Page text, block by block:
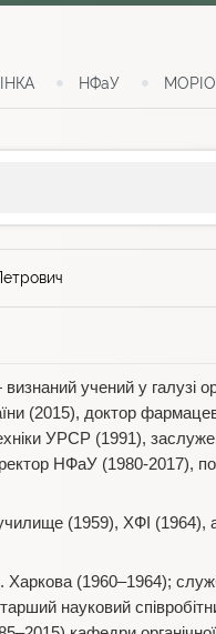
НФаУ
учений у галузі
(2015), доктор
УРСР (1991),
ректор НФаУ (1980-2017),
(1959), ХФІ (1964),
(1960–1964);
науковий